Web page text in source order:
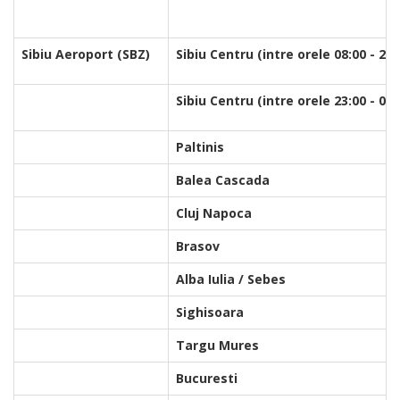
Sibiu Aeroport (SBZ) Sibiu Centru (intre orele 08:00 -
Sibiu Centru (intre orele 23:00 -
Paltinis
Balea Cascada
Cluj Napoca
Brasov
Alba Iulia / Sebes
Sighisoara
Targu Mures
Bucuresti